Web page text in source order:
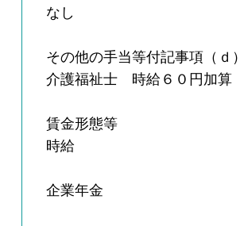
なし
その他の手当等付記事項（ｄ）
介護福祉士 時給６０円加算
賃金形態等
時給
企業年金